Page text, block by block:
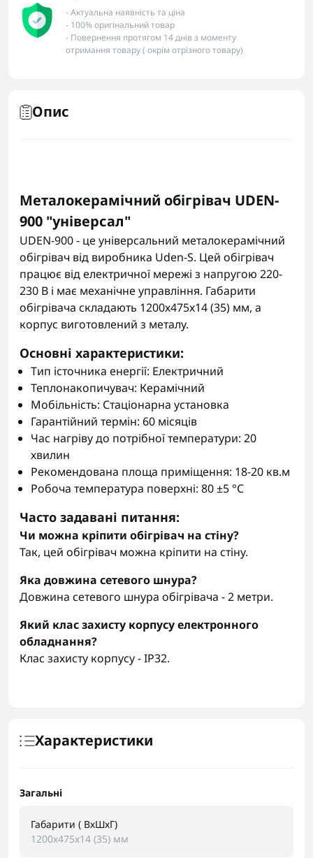
- Актуальна наявність та ціна
- 100% оригінальний товар
- Повернення протягом 14 днів з моменту
отримання товару ( окрім отрізного товару)
Опис
Металокерамічний обігрівач UDEN-
900 "універсал"
UDEN-900 - це універсальний металокерамічний
обігрівач від виробника Uden-S. Цей обігрівач
працює від електричної мережі з напругою 220-
230 В і має механічне управління. Габарити
обігрівача складають 1200х475х14 (35) мм, а
корпус виготовлений з металу.
Основні характеристики:
Тип істочника енергії: Електричний
Теплонакопичувач: Керамічний
Мобільність: Стаціонарна установка
Гарантійний термін: 60 місяців
Час нагріву до потрібної температури: 20
хвилин
Рекомендована площа приміщення: 18-20 кв.м
Робоча температура поверхні: 80 ±5 °C
Часто задавані питання:
Чи можна кріпити обігрівач на стіну?
Так, цей обігрівач можна кріпити на стіну.
Яка довжина сетевого шнура?
Довжина сетевого шнура обігрівача - 2 метри.
Який клас захисту корпусу електронного
обладнання?
Клас захисту корпусу - IP32.
Характеристики
Загальні
Габарити ( ВхШхГ)
1200х475х14 (35) мм